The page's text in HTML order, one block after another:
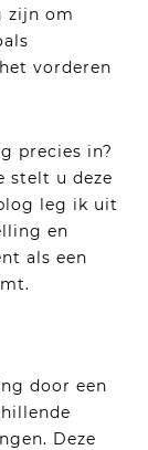
zijn om
vorderen
precies in?
stelt u deze
leg ik uit
en
als een
door een
Deze